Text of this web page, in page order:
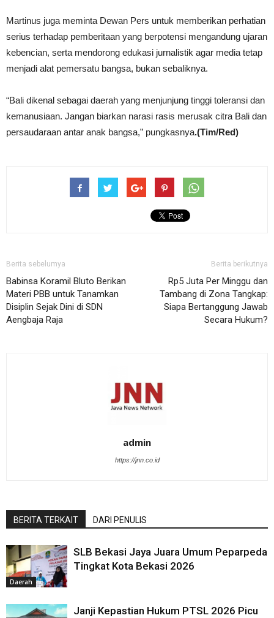
Martinus juga meminta Dewan Pers untuk memberikan perhatian
serius terhadap pemberitaan yang berpotensi mengandung ujaran
kebencian, serta mendorong edukasi jurnalistik agar media tetap
menjadi alat pemersatu bangsa, bukan sebaliknya.
“Bali dikenal sebagai daerah yang menjunjung tinggi toleransi dan
kemanusiaan. Jangan biarkan narasi rasis merusak citra Bali dan
persaudaraan antar anak bangsa,” pungkasnya.(Tim/Red)
Berita sebelumya
Babinsa Koramil Bluto Berikan
Materi PBB untuk Tanamkan
Disiplin Sejak Dini di SDN
Aengbaja Raja
Berita berikutnya
Rp5 Juta Per Minggu dan
Tambang di Zona Tangkap:
Siapa Bertanggung Jawab
Secara Hukum?
admin
https://jnn.co.id
BERITA TERKAIT DARI PENULIS
Daerah
SLB Bekasi Jaya Juara Umum Peparpeda
Tingkat Kota Bekasi 2026
Janji Kepastian Hukum PTSL 2026 Picu